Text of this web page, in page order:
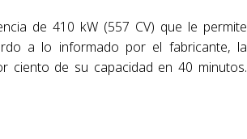
de 410 kW (557 CV) que le permite
a lo informado por el fabricante, la
ciento de su capacidad en 40 minutos.